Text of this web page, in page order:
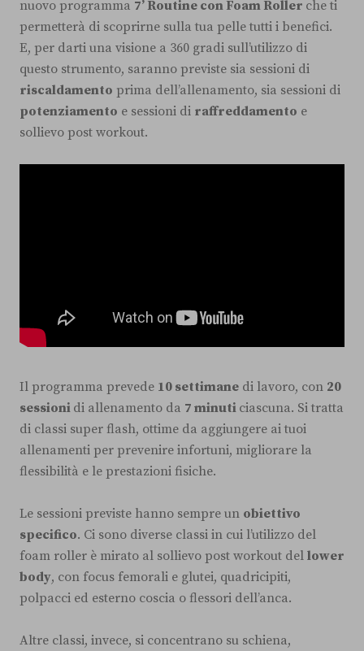
nuovo programma 7’ Routine con Foam Roller che ti
permetterà di scoprirne sulla tua pelle tutti i benefici.
E, per darti una visione a 360 gradi sull’utilizzo di
questo strumento, saranno previste sia sessioni di
riscaldamento prima dell’allenamento, sia sessioni di
potenziamento e sessioni di raffreddamento e
sollievo post workout.
Il programma prevede 10 settimane di lavoro, con 20
sessioni di allenamento da 7 minuti ciascuna. Si tratta
di classi super flash, ottime da aggiungere ai tuoi
allenamenti per prevenire infortuni, migliorare la
flessibilità e le prestazioni fisiche.
Le sessioni previste hanno sempre un obiettivo
specifico. Ci sono diverse classi in cui l’utilizzo del
foam roller è mirato al sollievo post workout del lower
body, con focus femorali e glutei, quadricipiti,
polpacci ed esterno coscia o flessori dell’anca.
Altre classi, invece, si concentrano su schiena,